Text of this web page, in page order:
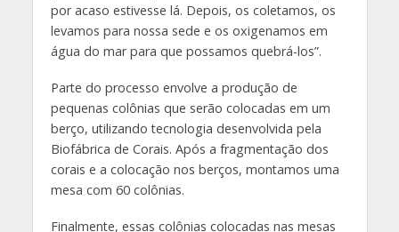
por acaso estivesse lá. Depois, os coletamos, os
levamos para nossa sede e os oxigenamos em
água do mar para que possamos quebrá-los”.
Parte do processo envolve a produção de
pequenas colônias que serão colocadas em um
berço, utilizando tecnologia desenvolvida pela
Biofábrica de Corais. Após a fragmentação dos
corais e a colocação nos berços, montamos uma
mesa com 60 colônias.
Finalmente, essas colônias colocadas nas mesas